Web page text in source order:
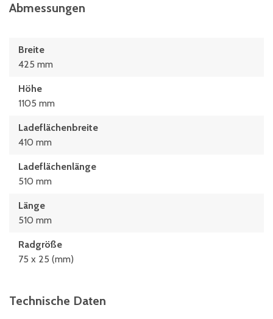
Abmessungen
Breite
425 mm
Höhe
1105 mm
Ladeflächenbreite
410 mm
Ladeflächenlänge
510 mm
Länge
510 mm
Radgröße
75 x 25 (mm)
Technische Daten